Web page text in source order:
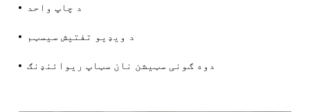
د چاپ واحد
د ویډیو تفتیش سیسټم
دوه ګونی سټیشن نان سټاپ ریوائنډنګ